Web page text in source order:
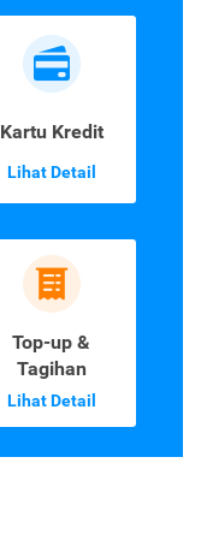
Kartu Kredit
Lihat Detail
Top-up &
Tagihan
Lihat Detail